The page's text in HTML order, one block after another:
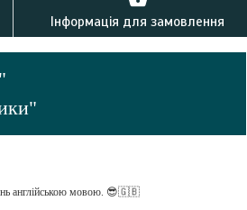
Інформація для замовлення
англійською мовою. 😎🇬🇧